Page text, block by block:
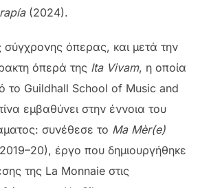
(2024).
όπερας, και μετά την
όπερά της Ita Vivam, η οποία
το Guildhall School of Music and
εμβαθύνει στην έννοια του
συνέθεσε το Ma Mèr(e)
έργο που δημιουργήθηκε
της La Monnaie στις